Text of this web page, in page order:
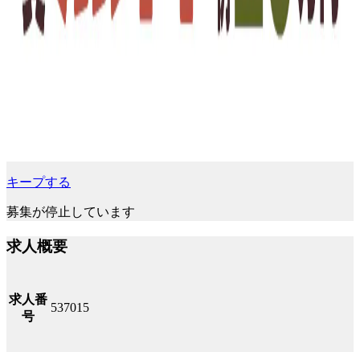
キープする
募集が停止しています
求人概要
求人番
号
537015